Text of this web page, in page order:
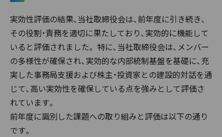
実効性評価の結果、当社取締役会は、前年度に引き続き、
その役割・責務を適切に果たしており、実効的に機能して
いると評価されました。 特に、当社取締役会は、メンバー
の多様性が確保され、実効的な内部統制基盤を基礎に、充
実した事務局支援および株主・投資家との建設的対話を通
じて、高い実効性を確保している点を強みとして評価さ
れています。
前年度に識別した課題への取り組みと評価は以下の通り
です。